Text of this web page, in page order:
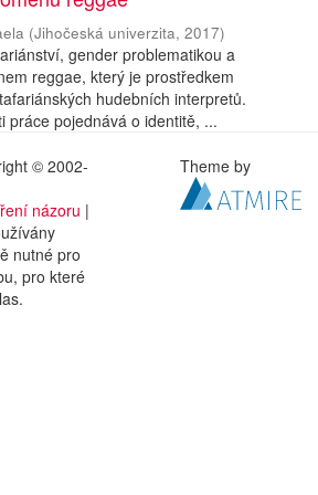
(Jihočeská univerzita, 2017)
gender problematikou a
reggae, který je prostředkem
hudebních interpretů.
práce pojednává o identitě, ...
© 2002-
názoru |
nutné pro
pro které
Theme by